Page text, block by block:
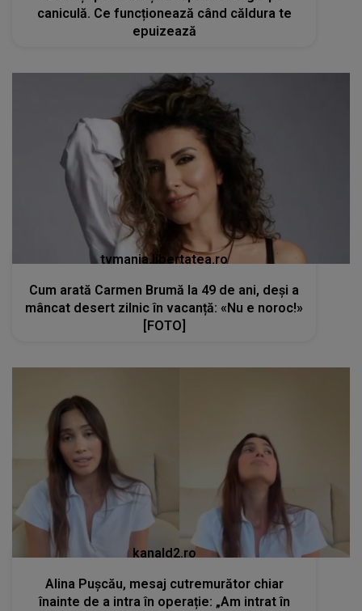
caniculă. Ce funcționează când căldura te
epuizează
tvmania.libertatea.ro
Cum arată Carmen Brumă la 49 de ani, deși a
mâncat desert zilnic în vacanță: «Nu e noroc!»
[FOTO]
kanald2.ro
Alina Pușcău, mesaj cutremurător chiar
înainte de a intra în operație: „Am intrat în